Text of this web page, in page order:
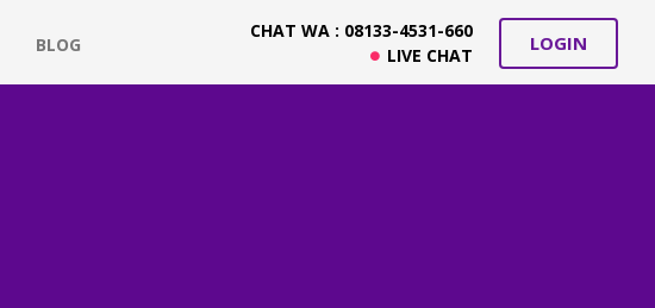
BLOG
CHAT WA : 08133-4531-660
LIVE CHAT
LOGIN